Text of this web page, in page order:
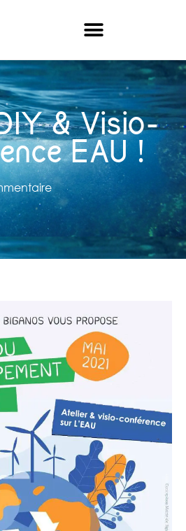
& Visio-
EAU !